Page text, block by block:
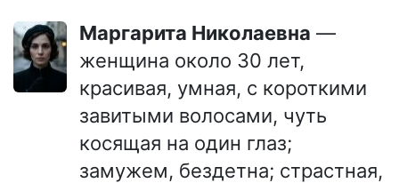
Маргарита Николаевна —
женщина около 30 лет,
красивая, умная, с короткими
завитыми волосами, чуть
косящая на один глаз;
замужем, бездетна; страстная,